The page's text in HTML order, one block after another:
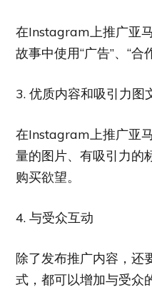
在Instagram上推广亚
故事中使用“广告”、“
3. 优质内容和吸引力图
在Instagram上推广亚
量的图片、有吸引力的
购买欲望。
4. 与受众互动
除了发布推广内容，还
式，都可以增加与受众